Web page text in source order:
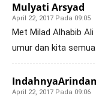
Mulyati Arsyad
April 22, 2017 Pada 09:05
Met Milad Alhabib
umur dan kita
April 22, 2017 Pada 09:06